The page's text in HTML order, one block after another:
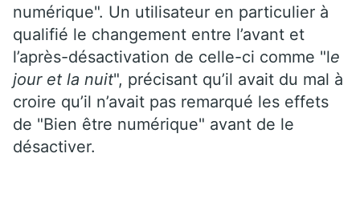
numérique". Un utilisateur en particulier à
qualifié le changement entre l’avant et
l’après-désactivation de celle-ci comme "le
jour et la nuit", précisant qu’il avait du mal à
croire qu’il n’avait pas remarqué les effets
de "Bien être numérique" avant de le
désactiver.